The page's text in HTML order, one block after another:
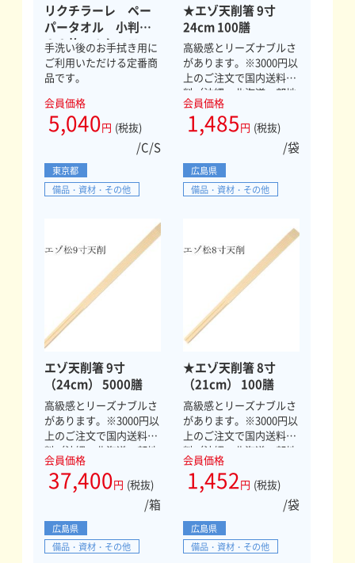
リクチラーレ ペー
パータオル 小判２
００枚 １ケース
手洗い後のお手拭き用に
ご利用いただける定番商
品です。
会員価格
5,040円 (税抜)
/C/S
東京都
備品・資材・その他
★エゾ天削箸 9寸
24cm 100膳
高級感とリーズナブルさ
があります。※3000円以
上のご注文で国内送料無
料（沖縄・北海道一部地
域を除く）
会員価格
1,485円 (税抜)
/袋
広島県
備品・資材・その他
エゾ天削箸 9寸
（24cm） 5000膳
高級感とリーズナブルさ
があります。※3000円以
上のご注文で国内送料無
料（沖縄・北海道一部地
域を除く）
会員価格
37,400円 (税抜)
/箱
広島県
備品・資材・その他
★エゾ天削箸 8寸
（21cm） 100膳
高級感とリーズナブルさ
があります。※3000円以
上のご注文で国内送料無
料（沖縄・北海道一部地
域を除く）
会員価格
1,452円 (税抜)
/袋
広島県
備品・資材・その他